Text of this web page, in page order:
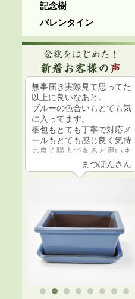
記念樹
バレンタイン
お誕生日のお祝いに子ども
たちからプレゼントされま
した。ガーデニングが好き
でも、盆栽はど素人。可愛
いらしい松のミニ盆栽を枯
らさないように一生懸命に
育てます。
sachiさん